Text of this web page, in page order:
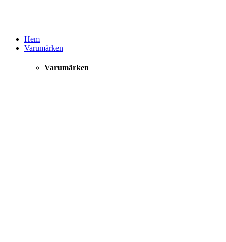
Hem
Varumärken
Varumärken